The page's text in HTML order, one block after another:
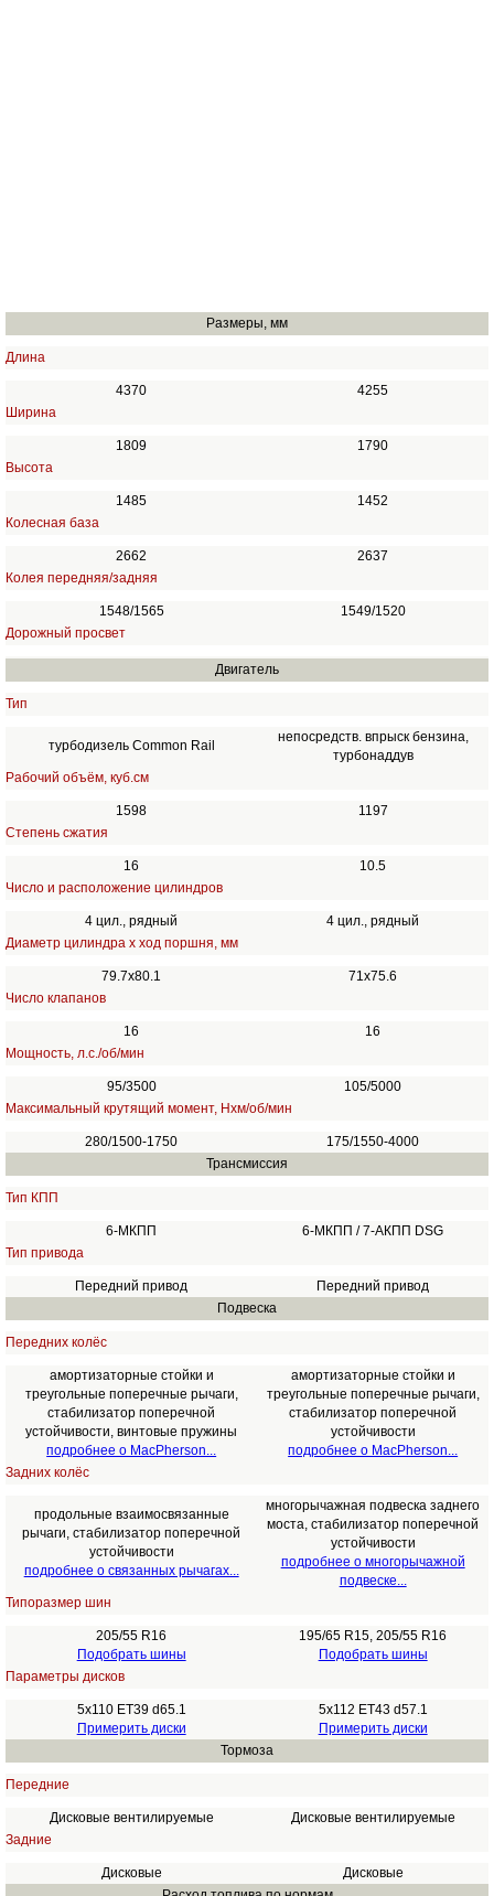
Размеры, мм
Длина
4370
4255
Ширина
1809
1790
Высота
1485
1452
Колесная база
2662
2637
Колея передняя/задняя
1548/1565
1549/1520
Дорожный просвет
Двигатель
Тип
турбодизель Common Rail
непосредств. впрыск бензина,
турбонаддув
Рабочий объём, куб.см
1598
1197
Степень сжатия
16
10.5
Число и расположение цилиндров
4 цил., рядный
4 цил., рядный
Диаметр цилиндра х ход поршня, мм
79.7x80.1
71х75.6
Число клапанов
16
16
Мощность, л.с./об/мин
95/3500
105/5000
Максимальный крутящий момент, Нхм/об/мин
280/1500-1750
175/1550-4000
Трансмиссия
Тип КПП
6-МКПП
6-МКПП / 7-АКПП DSG
Тип привода
Передний привод
Передний привод
Подвеска
Передних колёс
амортизаторные стойки и
треугольные поперечные рычаги,
стабилизатор поперечной
устойчивости, винтовые пружины
подробнее о MacPherson...
амортизаторные стойки и
треугольные поперечные рычаги,
стабилизатор поперечной
устойчивости
подробнее о MacPherson...
Задних колёс
продольные взаимосвязанные
рычаги, стабилизатор поперечной
устойчивости
подробнее о связанных рычагах...
многорычажная подвеска заднего
моста, стабилизатор поперечной
устойчивости
подробнее о многорычажной
подвеске...
Типоразмер шин
205/55 R16
Подобрать шины
195/65 R15, 205/55 R16
Подобрать шины
Параметры дисков
5x110 ET39 d65.1
Примерить диски
5x112 ET43 d57.1
Примерить диски
Тормоза
Передние
Дисковые вентилируемые
Дисковые вентилируемые
Задние
Дисковые
Дисковые